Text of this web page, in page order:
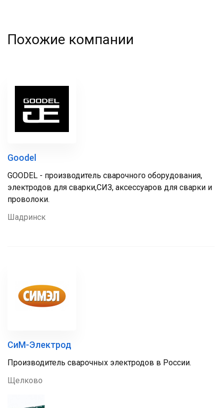
Похожие компании
Goodel
GOODEL - производитель сварочного оборудования,
электродов для сварки,СИЗ, аксессуаров для сварки и
проволоки.
Шадринск
СиМ-Электрод
Производитель сварочных электродов в России.
Щелково